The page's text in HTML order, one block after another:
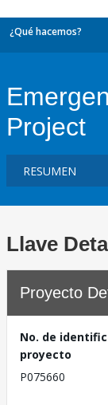
¿Qué hacemos?
Project
Llave
Proyecto
No. de
proyecto
P075660